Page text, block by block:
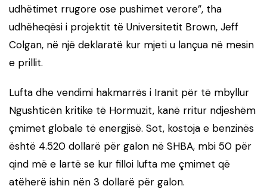
udhëtimet rrugore ose pushimet verore”, tha
udhëheqësi i projektit të Universitetit Brown, Jeff
Colgan, në një deklaratë kur mjeti u lançua në mesin
e prillit.
Lufta dhe vendimi hakmarrës i Iranit për të mbyllur
Ngushticën kritike të Hormuzit, kanë rritur ndjeshëm
çmimet globale të energjisë. Sot, kostoja e benzinës
është 4.520 dollarë për galon në SHBA, mbi 50 për
qind më e lartë se kur filloi lufta me çmimet që
atëherë ishin nën 3 dollarë për galon.